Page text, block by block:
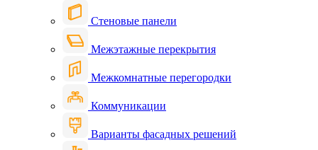
Стеновые панели
Межэтажные перекрытия
Межкомнатные перегородки
Коммуникации
Варианты фасадных решений